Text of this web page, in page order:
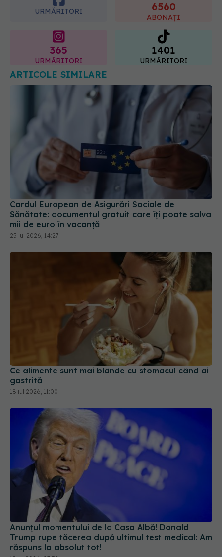
URMĂRITORI 6560
ABONAȚI
365
URMĂRITORI
1401
URMĂRITORI
ARTICOLE SIMILARE
Cardul European de Asigurări Sociale de
Sănătate: documentul gratuit care îți poate salva
mii de euro în vacanță
25 iul 2026, 14:27
Ce alimente sunt mai blânde cu stomacul când ai
gastrită
18 iul 2026, 11:00
Anunțul momentului de la Casa Albă! Donald
Trump rupe tăcerea după ultimul test medical: Am
răspuns la absolut tot!